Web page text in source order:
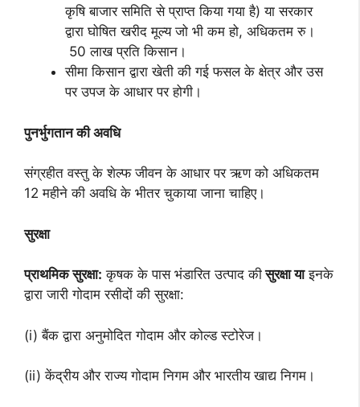
कृषि बाजार समिति से प्राप्त किया गया है) या सरकार
द्वारा घोषित खरीद मूल्य जो भी कम हो, अधिकतम रु।
50 लाख प्रति किसान।
सीमा किसान द्वारा खेती की गई फसल के क्षेत्र और उस
पर उपज के आधार पर होगी।
पुनर्भुगतान की अवधि
संग्रहीत वस्तु के शेल्फ जीवन के आधार पर ऋण को अधिकतम
12 महीने की अवधि के भीतर चुकाया जाना चाहिए।
सुरक्षा
प्राथमिक सुरक्षा: कृषक के पास भंडारित उत्पाद की सुरक्षा याइनके
द्वारा जारी गोदाम रसीदों की सुरक्षा:
(i) बैंक द्वारा अनुमोदित गोदाम और कोल्ड स्टोरेज।
(ii) केंद्रीय और राज्य गोदाम निगम और भारतीय खाद्य निगम।